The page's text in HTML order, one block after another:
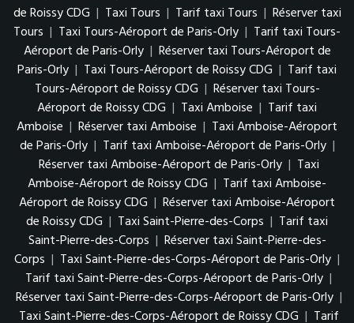
de Roissy CDG | Taxi Tours | Tarif taxi Tours | Réserver taxi
Tours | Taxi Tours-Aéroport de Paris-Orly | Tarif taxi Tours-
Aéroport de Paris-Orly | Réserver taxi Tours-Aéroport de
Paris-Orly | Taxi Tours-Aéroport de Roissy CDG | Tarif taxi
Tours-Aéroport de Roissy CDG | Réserver taxi Tours-
Aéroport de Roissy CDG | Taxi Amboise | Tarif taxi
Amboise | Réserver taxi Amboise | Taxi Amboise-Aéroport
de Paris-Orly | Tarif taxi Amboise-Aéroport de Paris-Orly |
Réserver taxi Amboise-Aéroport de Paris-Orly | Taxi
Amboise-Aéroport de Roissy CDG | Tarif taxi Amboise-
Aéroport de Roissy CDG | Réserver taxi Amboise-Aéroport
de Roissy CDG | Taxi Saint-Pierre-des-Corps | Tarif taxi
Saint-Pierre-des-Corps | Réserver taxi Saint-Pierre-des-
Corps | Taxi Saint-Pierre-des-Corps-Aéroport de Paris-Orly |
Tarif taxi Saint-Pierre-des-Corps-Aéroport de Paris-Orly |
Réserver taxi Saint-Pierre-des-Corps-Aéroport de Paris-Orly |
Taxi Saint-Pierre-des-Corps-Aéroport de Roissy CDG | Tarif